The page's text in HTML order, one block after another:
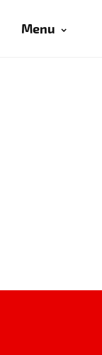
Menu